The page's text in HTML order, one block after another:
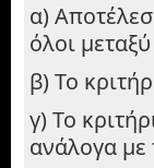
α)
όλοι
β) Το
γ) Το
ανάλογα με